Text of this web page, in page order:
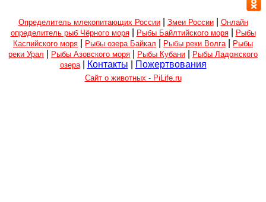
Определитель млекопитающих России| Змеи России| Онлайн
определитель рыб Чёрного моря| Рыбы Байлтийского моря|
Рыбы
Каспийского моря
Рыбы озера Байкал Рыбы реки Волга
Рыбы
реки Урал
Рыбы Азовского моря Рыбы Кубани
Рыбы Ладожского
озера| Контакты Пожертвования
Сайт о животных - PiLife.ru